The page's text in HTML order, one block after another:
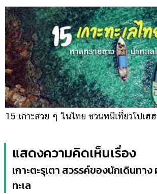
15 เกาะสวย ๆ ในไทย ชวนหนีเที่ยวไปเฮ
แสดงความคิดเห็นเรื่อง
เกาะตะรุเตา สวรรค์ของนักเดินทา
ทะเล